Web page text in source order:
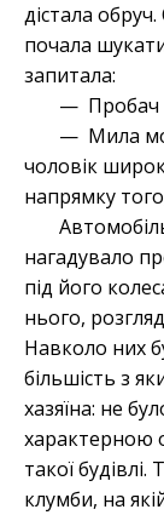
дістала
почала
запитала:
— Пробач
— Мила
чоловік
напрямку
нагадувало
під його
нього,
Навколо них
більшість з
хазяїна: не
характерною
такої
клумби, на